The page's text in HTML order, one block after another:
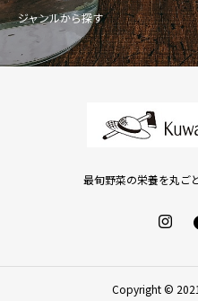
ジャンルから探す
最旬野菜の栄養を丸ご
Copyright ©